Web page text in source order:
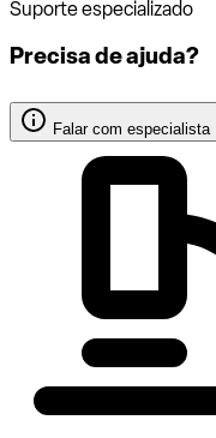
Suporte especializado
Precisa de ajuda?
Falar com especialista